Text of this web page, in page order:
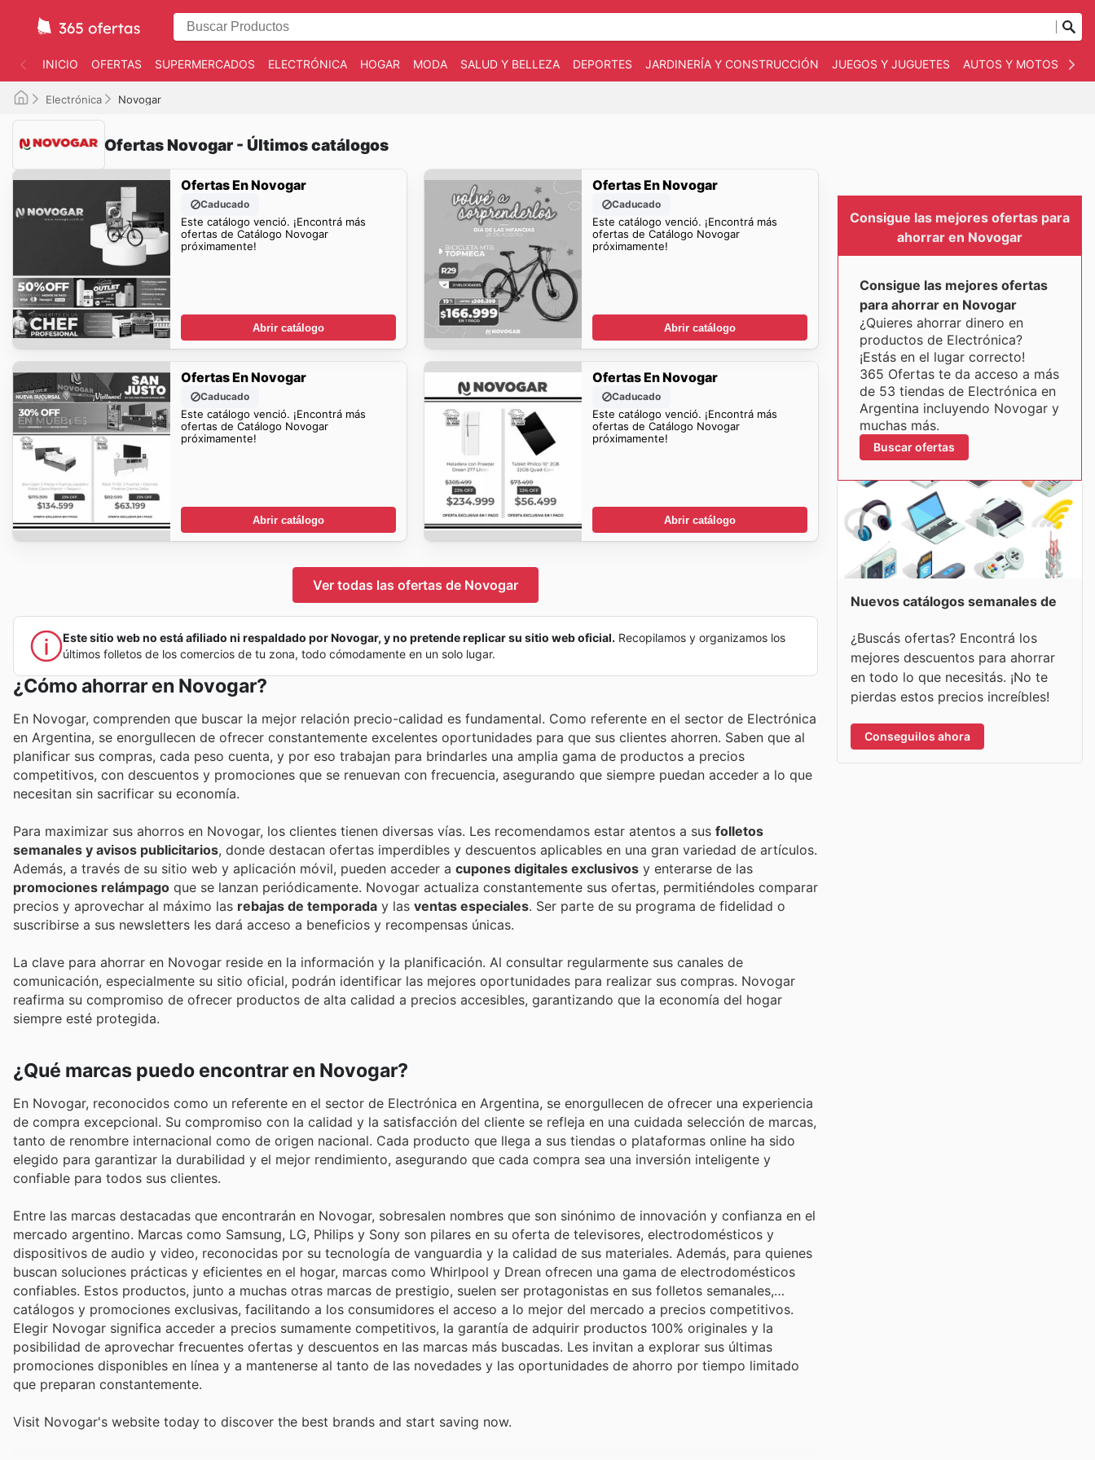
INICIO OFERTAS SUPERMERCADOS ELECTRÓNICA HOGAR MODA SALUD Y BELLEZA DEPORTES JARDINERÍA Y CONSTRUCCIÓN JUEGOS Y JUGUETES AUTOS Y MOTOS
Electrónica Novogar
Ofertas Novogar - Últimos catálogos
Ofertas En Novogar
Caducado
Este catálogo venció. ¡Encontrá más
ofertas de Catálogo Novogar
próximamente!
Abrir catálogo
Ofertas En Novogar
Caducado
Este catálogo venció. ¡Encontrá más
ofertas de Catálogo Novogar
próximamente!
Abrir catálogo
Ofertas En Novogar
Caducado
Este catálogo venció. ¡Encontrá más
ofertas de Catálogo Novogar
próximamente!
Abrir catálogo
Ofertas En Novogar
Caducado
Este catálogo venció. ¡Encontrá más
ofertas de Catálogo Novogar
próximamente!
Abrir catálogo
Ver todas las ofertas de Novogar
Este sitio web no está afiliado ni respaldado por Novogar, y no pretende replicar su sitio web oficial. Recopilamos y organizamos los
últimos folletos de los comercios de tu zona, todo cómodamente en un solo lugar.
¿Cómo ahorrar en Novogar?
En Novogar, comprenden que buscar la mejor relación precio-calidad es fundamental. Como referente en el sector de Electrónica
en Argentina, se enorgullecen de ofrecer constantemente excelentes oportunidades para que sus clientes ahorren. Saben que al
planificar sus compras, cada peso cuenta, y por eso trabajan para brindarles una amplia gama de productos a precios
competitivos, con descuentos y promociones que se renuevan con frecuencia, asegurando que siempre puedan acceder a lo que
necesitan sin sacrificar su economía.
Para maximizar sus ahorros en Novogar, los clientes tienen diversas vías. Les recomendamos estar atentos a sus folletos
semanales y avisos publicitarios, donde destacan ofertas imperdibles y descuentos aplicables en una gran variedad de artículos.
Además, a través de su sitio web y aplicación móvil, pueden acceder a cupones digitales exclusivos y enterarse de las
promociones relámpago que se lanzan periódicamente. Novogar actualiza constantemente sus ofertas, permitiéndoles comparar
precios y aprovechar al máximo las rebajas de temporada y las ventas especiales. Ser parte de su programa de fidelidad o
suscribirse a sus newsletters les dará acceso a beneficios y recompensas únicas.
La clave para ahorrar en Novogar reside en la información y la planificación. Al consultar regularmente sus canales de
comunicación, especialmente su sitio oficial, podrán identificar las mejores oportunidades para realizar sus compras. Novogar
reafirma su compromiso de ofrecer productos de alta calidad a precios accesibles, garantizando que la economía del hogar
siempre esté protegida.
¿Qué marcas puedo encontrar en Novogar?
En Novogar, reconocidos como un referente en el sector de Electrónica en Argentina, se enorgullecen de ofrecer una experiencia
de compra excepcional. Su compromiso con la calidad y la satisfacción del cliente se refleja en una cuidada selección de marcas,
tanto de renombre internacional como de origen nacional. Cada producto que llega a sus tiendas o plataformas online ha sido
elegido para garantizar la durabilidad y el mejor rendimiento, asegurando que cada compra sea una inversión inteligente y
confiable para todos sus clientes.
Entre las marcas destacadas que encontrarán en Novogar, sobresalen nombres que son sinónimo de innovación y confianza en el
mercado argentino. Marcas como Samsung, LG, Philips y Sony son pilares en su oferta de televisores, electrodomésticos y
dispositivos de audio y video, reconocidas por su tecnología de vanguardia y la calidad de sus materiales. Además, para quienes
buscan soluciones prácticas y eficientes en el hogar, marcas como Whirlpool y Drean ofrecen una gama de electrodomésticos
confiables. Estos productos, junto a muchas otras marcas de prestigio, suelen ser protagonistas en sus folletos semanales,
catálogos y promociones exclusivas, facilitando a los consumidores el acceso a lo mejor del mercado a precios competitivos.
Elegir Novogar significa acceder a precios sumamente competitivos, la garantía de adquirir productos 100% originales y la
posibilidad de aprovechar frecuentes ofertas y descuentos en las marcas más buscadas. Les invitan a explorar sus últimas
promociones disponibles en línea y a mantenerse al tanto de las novedades y las oportunidades de ahorro por tiempo limitado
que preparan constantemente.
Visit Novogar's website today to discover the best brands and start saving now.
Consigue las mejores ofertas para
ahorrar en Novogar
Consigue las mejores ofertas
para ahorrar en Novogar
¿Quieres ahorrar dinero en
productos de Electrónica?
¡Estás en el lugar correcto!
365 Ofertas te da acceso a más
de 53 tiendas de Electrónica en
Argentina incluyendo Novogar y
muchas más.
Buscar ofertas
Nuevos catálogos semanales de
¿Buscás ofertas? Encontrá los
mejores descuentos para ahorrar
en todo lo que necesitás. ¡No te
pierdas estos precios increíbles!
Conseguilos ahora